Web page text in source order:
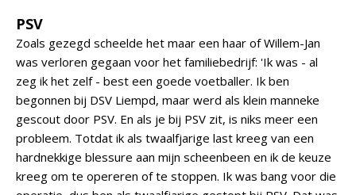
PSV
Zoals gezegd scheelde het maar een haar of Willem-Jan
was verloren gegaan voor het familiebedrijf: 'Ik was - al
zeg ik het zelf - best een goede voetballer. Ik ben
begonnen bij DSV Liempd, maar werd als klein manneke
gescout door PSV. En als je bij PSV zit, is niks meer een
probleem. Totdat ik als twaalfjarige last kreeg van een
hardnekkige blessure aan mijn scheenbeen en ik de keuze
kreeg om te opereren of te stoppen. Ik was bang voor die